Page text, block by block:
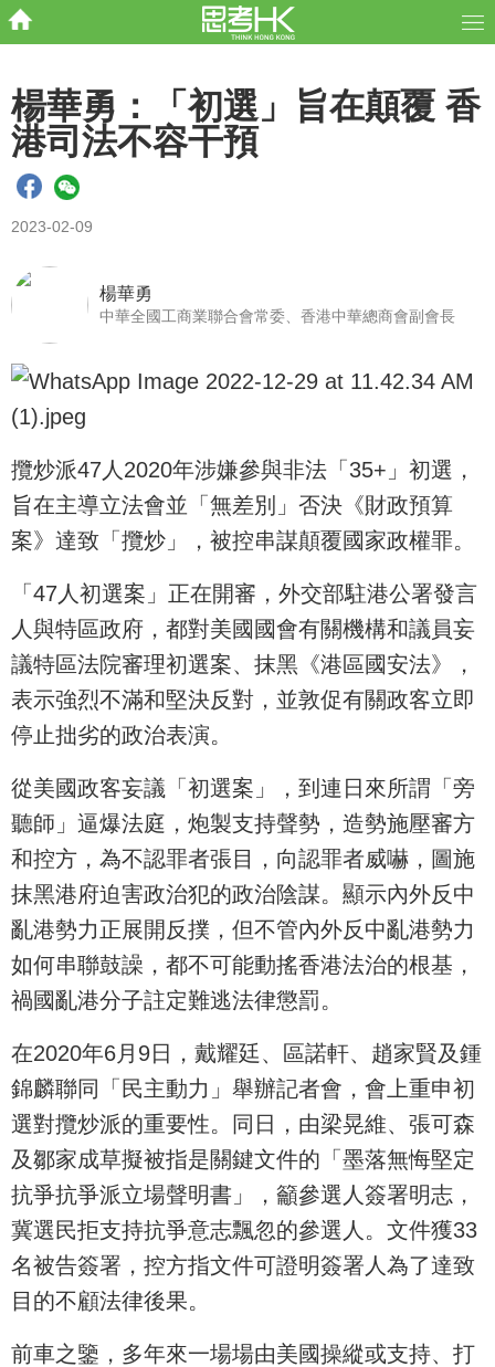
楊華勇：「初選」旨在顛覆 香
港司法不容干預
2023-02-09
楊華勇
中華全國工商業聯合會常委、香港中華總商會副會長
攬炒派47人2020年涉嫌參與非法「35+」初選，
旨在主導立法會並「無差別」否決《財政預算
案》達致「攬炒」，被控串謀顛覆國家政權罪。
「47人初選案」正在開審，外交部駐港公署發言
人與特區政府，都對美國國會有關機構和議員妄
議特區法院審理初選案、抹黑《港區國安法》，
表示強烈不滿和堅決反對，並敦促有關政客立即
停止拙劣的政治表演。
從美國政客妄議「初選案」，到連日來所謂「旁
聽師」逼爆法庭，炮製支持聲勢，造勢施壓審方
和控方，為不認罪者張目，向認罪者威嚇，圖施
抹黑港府迫害政治犯的政治陰謀。顯示內外反中
亂港勢力正展開反撲，但不管內外反中亂港勢力
如何串聯鼓譟，都不可能動搖香港法治的根基，
禍國亂港分子註定難逃法律懲罰。
在2020年6月9日，戴耀廷、區諾軒、趙家賢及鍾
錦麟聯同「民主動力」舉辦記者會，會上重申初
選對攬炒派的重要性。同日，由梁晃維、張可森
及鄒家成草擬被指是關鍵文件的「墨落無悔堅定
抗爭抗爭派立場聲明書」，籲參選人簽署明志，
冀選民拒支持抗爭意志飄忽的參選人。文件獲33
名被告簽署，控方指文件可證明簽署人為了達致
目的不顧法律後果。
前車之鑒，多年來一場場由美國操縱或支持、打